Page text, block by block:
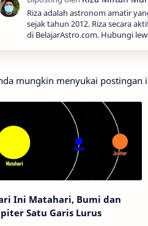
Riza adalah astronom amatir
sejak tahun 2012. Riza secara
di BelajarAstro.com. Hubungi
mungkin menyukai postingan
Ini Matahari, Bumi dan
Satu Garis Lurus